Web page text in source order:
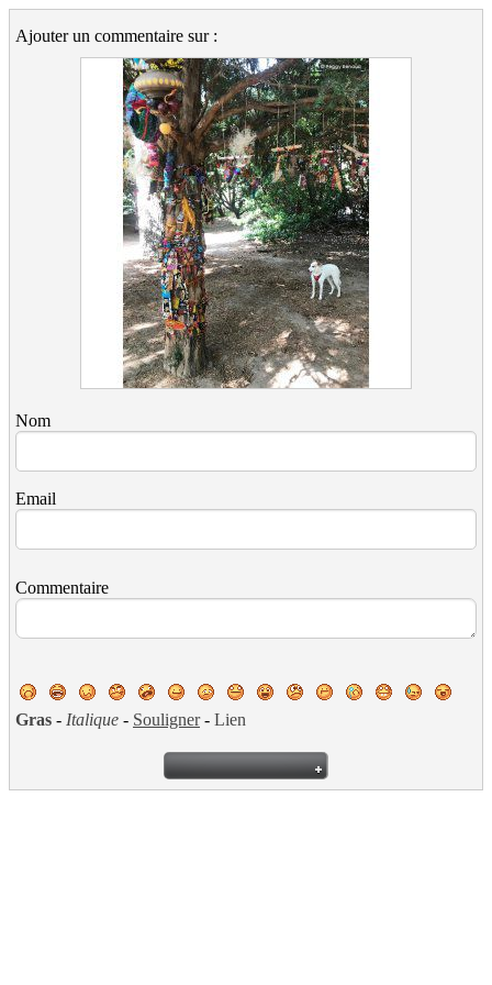
Ajouter un commentaire sur :
Nom
Email
Commentaire
Gras - Italique - Souligner- Lien